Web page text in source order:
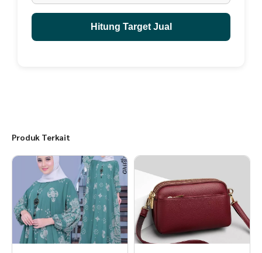
- 44 = 27.9cm
Hitung Target Jual
Produk Terkait